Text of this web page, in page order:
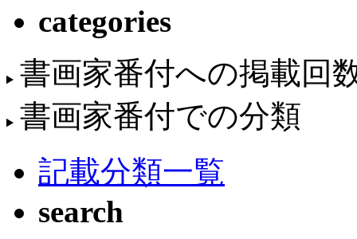
categories
書画家番付への掲載回
書画家番付での分類
記載分類一覧
search